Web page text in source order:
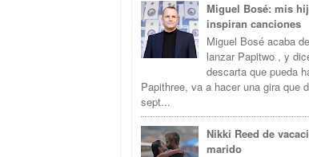
Miguel Bosé: mis
inspiran canciones
Miguel Bosé acaba de
lanzar Papitwo , y
descarta que pueda
Papithree, va a hacer una gira que
sept...
Nikki Reed de
marido